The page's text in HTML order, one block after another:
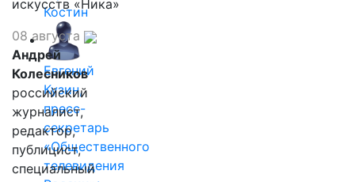
Костин
Евгений
Кузин,
пресс-
секретарь
«Общественного
телевидения
искусств «Ника»
08 августа
Андрей
Колесников
российский
журналист,
редактор,
публицист,
специальный